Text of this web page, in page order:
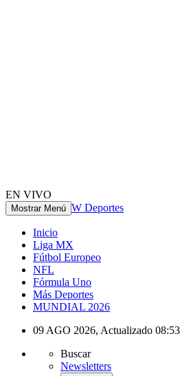
EN VIVO
Mostrar Menú W Deportes
Inicio
Liga MX
Fútbol Europeo
NFL
Fórmula Uno
Más Deportes
MUNDIAL 2026
09 AGO 2026, Actualizado 08:53
Buscar
Newsletters